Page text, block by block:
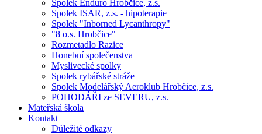
Spolek Enduro Hrobčice, z.s.
Spolek ISAR, z.s. - hipoterapie
Spolek "Inborned Lycanthropy"
"8 o.s. Hrobčice"
Rozmetadlo Razice
Honební společenstva
Myslivecké spolky
Spolek rybářské stráže
Spolek Modelářský Aeroklub Hrobčice, z.s.
POHODÁŘI ze SEVERU, z.s.
Mateřská škola
Kontakt
Důležité odkazy